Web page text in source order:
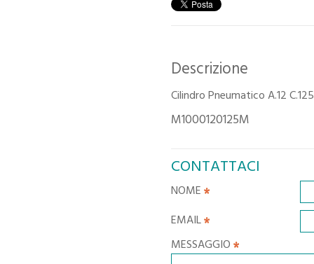
Descrizione
Cilindro Pneumatico A.12
M1000120125M
CONTATTACI
NOME
EMAIL
MESSAGGIO